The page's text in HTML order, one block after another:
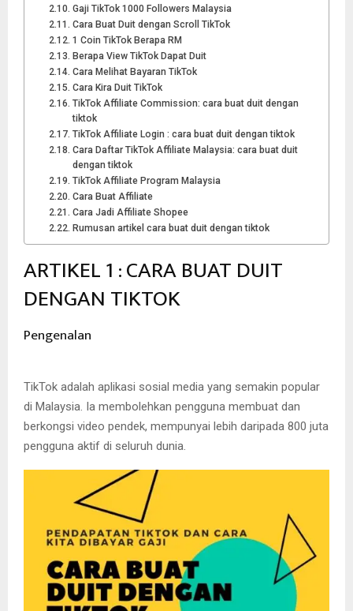
Gaji TikTok 1000 Followers Malaysia
Cara Buat Duit dengan Scroll TikTok
1 Coin TikTok Berapa RM
Berapa View TikTok Dapat Duit
Cara Melihat Bayaran TikTok
Cara Kira Duit TikTok
TikTok Affiliate Commission: cara buat duit dengan
tiktok
TikTok Affiliate Login : cara buat duit dengan tiktok
Cara Daftar TikTok Affiliate Malaysia: cara buat duit
dengan tiktok
TikTok Affiliate Program Malaysia
Cara Buat Affiliate
Cara Jadi Affiliate Shopee
Rumusan artikel cara buat duit dengan tiktok
ARTIKEL 1 : CARA BUAT DUIT
DENGAN TIKTOK
Pengenalan
TikTok adalah aplikasi sosial media yang semakin popular
di Malaysia. Ia membolehkan pengguna membuat dan
berkongsi video pendek, mempunyai lebih daripada 800 juta
pengguna aktif di seluruh dunia.